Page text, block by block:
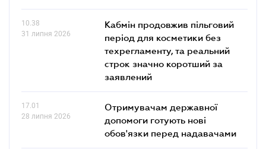
10.38
31 липня 2026
Кабмін продовжив пільговий
період для косметики без
техрегламенту, та реальний
строк значно коротший за
заявлений
17.01
28 липня 2026
Отримувачам державної
допомоги готують нові
обов'язки перед надавачами